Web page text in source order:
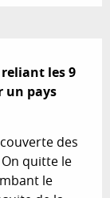
les 9
un pays
des
quitte le
le